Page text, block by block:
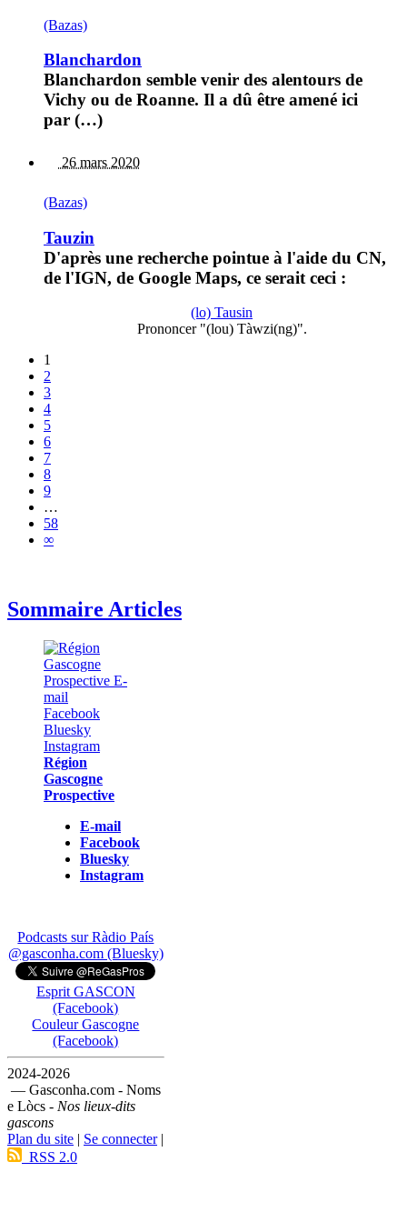
(Bazas)
Blanchardon
Blanchardon semble venir des alentours de
Vichy ou de Roanne. Il a dû être amené ici
par (…)
26 mars 2020
(Bazas)
Tauzin
D'après une recherche pointue à l'aide du CN,
de l'IGN, de Google Maps, ce serait ceci :
(lo) Tausin
Prononcer "(lou) Tàwzi(ng)".
1
2
3
4
5
6
7
8
9
…
58
∞
Sommaire Articles
Région
Gascogne
Prospective
E-mail
Facebook
Bluesky
Instagram
Podcasts sur Ràdio País
@gasconha.com (Bluesky)
Esprit GASCON
(Facebook)
Couleur Gascogne
(Facebook)
2024-2026
— Gasconha.com - Noms
e Lòcs - Nos lieux-dits
gascons
Plan du site | Se connecter|
RSS 2.0